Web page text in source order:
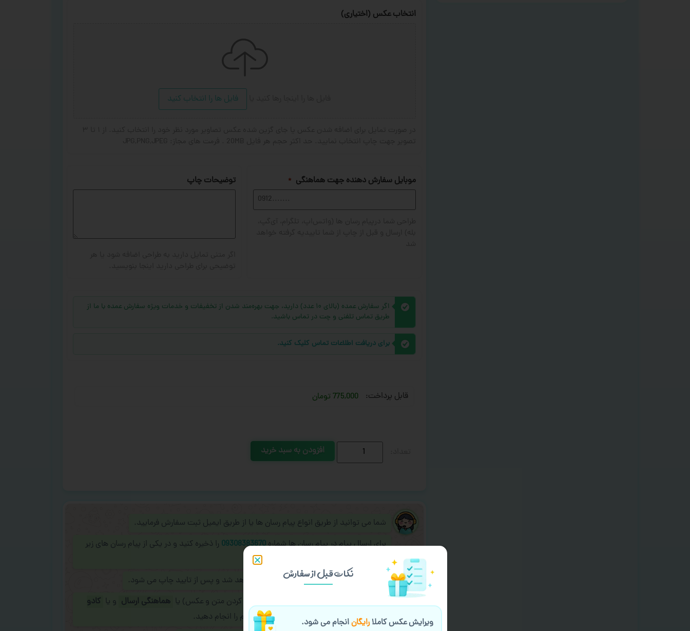
انتخاب عکس (اختیاری)
فایل ها را انتخاب کنید
موبایل سفارش دهنده جهت هماهنگی * توضیحات چاپ
اگر سفارش عمده (بالای ۱۰ عدد) دارید، جهت بهره‌مند شدن از تخفیفات و خدمات ویژه سفارش عمده با ما از
طریق تماس تلفنی و چت در تماس باشید.
برای دریافت اطلاعات تماس کلیک کنید.
قابل پرداخت: 775,000 تومان
افزودن به سبد خرید
شما می توانید از طریق انواع پیام رسان ها یا از طریق ایمیل ثبت سفارش فرمایید.
برای ارسال پیام در پیام رسان ها شماره09308383670 را ذخیره کنید و در یکی از پیام رسان های زیر
طراحی نهایی قبل از چاپ برای شما ارسال خواهد شد و پس از تایید چاپ می شود.
(اضافه کردن متن و عکس) یا هماهنگی ارسال و یا کادو
کردن سفارش با اپراتو عکسچاپ هماهنگی لازم را انجام دهید.
نکات قبل از سفارش
ویرایش عکس کاملارایگانانجام می شود.